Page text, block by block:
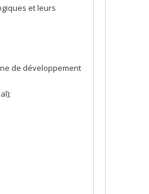
et leurs
de développement